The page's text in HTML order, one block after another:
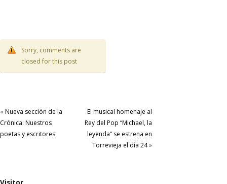
Sorry, comments are
closed for this post
« Nueva sección de la
Crónica: Nuestros
poetas y escritores
El musical homenaje al
Rey del Pop “Michael, la
leyenda” se estrena en
Torrevieja el día 24»